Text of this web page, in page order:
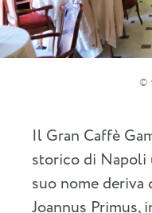
©
Il Gran Caffè
storico di Napoli
suo nome deriva
Joannus Primus,